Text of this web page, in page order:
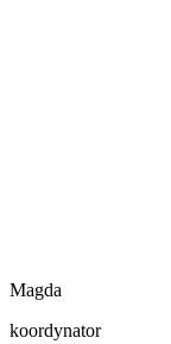
Magda
koordynator